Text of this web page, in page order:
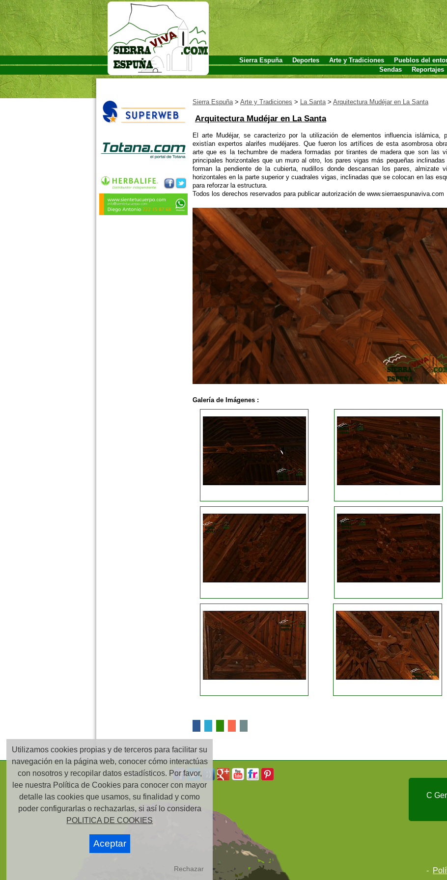
Pueblos del
Arte y Tradiciones
Deportes
Sierra Espuña
Reportajes
Sendas
Sierra Espuña> Arte y Tradiciones > La Santa> Arquitectura Mudéjar en La Santa
Arquitectura Mudéjar en La Santa
El arte Mudéjar, se caracterizo por la utilización de elementos influencia islámica,
existían expertos alarifes mudéjares. Que fueron los artífices de esta asombrosa
arte que es la techumbre de madera formadas por tirantes de madera que son las
principales horizontales que un muro al otro, los pares vigas más pequeñas inclinadas
forman la pendiente de la cubierta, nudillos donde descansan los pares, almizate
horizontales en la parte superior y cuadrales vigas, inclinadas que se colocan en las
para reforzar la estructura.
Todos los derechos reservados para publicar autorización de www.sierraespunaviva.com
Galería de Imágenes :
C
Síguenos en:
-
Utilizamos cookies propias y de terceros para facilitar su
navegación en la página web, conocer cómo interactúas
con nosotros y recopilar datos estadísticos. Por favor,
lee nuestra Política de Cookies para conocer con mayor
detalle las cookies que usamos, su finalidad y como
poder configurarlas o rechazarlas, si así lo considera
POLITICA DE COOKIES
Aceptar
Rechazar